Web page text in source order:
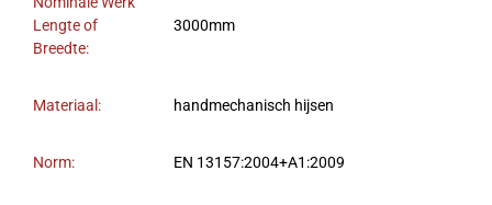
Lengte of
Breedte:
3000mm
Materiaal: handmechanisch hijsen
Norm: EN 13157:2004+A1:2009